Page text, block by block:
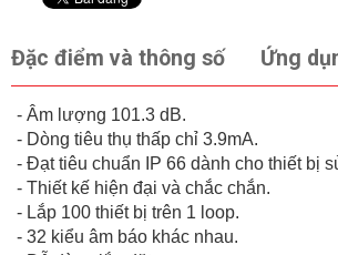
Đặc điểm và thông số Ứng
- Âm lượng 101.3 dB.
- Dòng tiêu thụ thấp chỉ 3.9mA.
- Đạt tiêu chuẩn IP 66 dành cho thiết bị
- Thiết kế hiện đại và chắc chắn.
- Lắp 100 thiết bị trên 1 loop.
- 32 kiểu âm báo khác nhau.